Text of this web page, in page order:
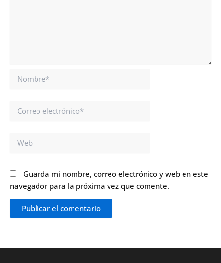
Nombre*
Correo
Web
Guarda mi nombre, correo electrónico y web en este
navegador para la próxima vez que comente.